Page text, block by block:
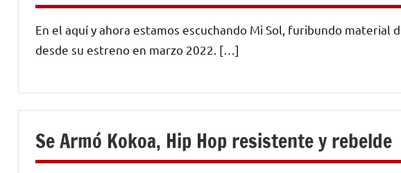
En el aquí y ahora estamos escuchando Mi Sol, furibundo material
desde su estreno en marzo 2022. […]
Se Armó Kokoa, Hip Hop resistente y rebelde